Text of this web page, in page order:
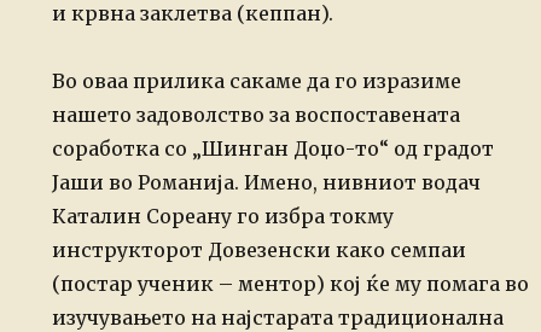
и крвна заклетва (кеппан).
Во оваа прилика сакаме да го изразиме
нашето задоволство за воспоставената
соработка со „Шинган Доџо-то“ од градот
Јаши во Романија. Имено, нивниот водач
Каталин Сореану го избра токму
инструкторот Довезенски како семпаи
(постар ученик – ментор) кој ќе му помага во
изучувањето на најстарата традиционална